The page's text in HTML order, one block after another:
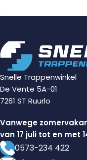
Snelle Trappenwinkel
De Vente 5A-01
7261 ST Ruurlo
Vanwege
van 17 juli tot en met
0573-234 422